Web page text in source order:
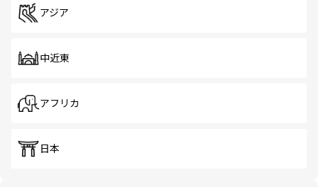
アジア
中近東
アフリカ
日本